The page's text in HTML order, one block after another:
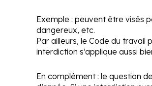
Exemple : peuvent être visés
dangereux, etc.
Par ailleurs, le Code du travail
interdiction s’applique aussi
En complément : le question